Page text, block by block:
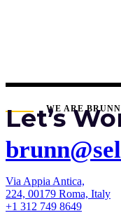
WE ARE BRUNN
Let’s
Via Appia Antica,
224, 00179 Roma, Italy
+1 312 749 8649